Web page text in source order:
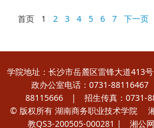
首页 1 2 3 4 5 6 7 下一页
学院地址：长沙市岳麓区雷锋大道
政办公室电话：0731-
88115666 | 招生传真：
© 版权所有 湖南商务职业技术学院
教QS3-200505-000281 | 湘公